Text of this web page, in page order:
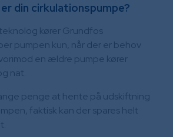
din cirkulationspumpe?
kører Grundfos
pumpen kun, når der er behov
en ældre pumpe kører
nat.​
penge at hente på udskiftning
faktisk kan der spares helt